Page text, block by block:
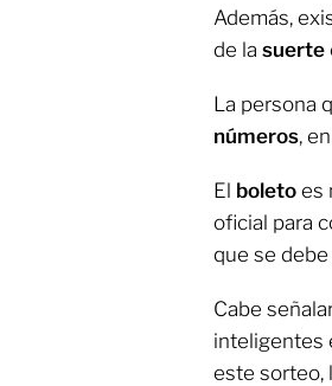
Además,
de la suerte
La persona
números,
El boleto es
oficial para
que se
Cabe
inteligentes
este sorteo,